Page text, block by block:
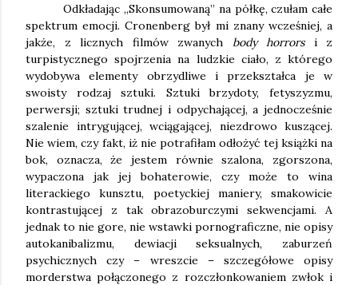
Odkładając „Skonsumowaną” na półkę, czułam całe
spektrum emocji. Cronenberg był mi znany wcześniej, a
jakże, z licznych filmów zwanych body horrors i z
turpistycznego spojrzenia na ludzkie ciało, z którego
wydobywa elementy obrzydliwe i przekształca je w
swoisty rodzaj sztuki. Sztuki brzydoty, fetyszyzmu,
perwersji; sztuki trudnej i odpychającej, a jednocześnie
szalenie intrygującej, wciągającej, niezdrowo kuszącej.
Nie wiem, czy fakt, iż nie potrafiłam odłożyć tej książki na
bok, oznacza, że jestem równie szalona, zgorszona,
wypaczona jak jej bohaterowie, czy może to wina
literackiego kunsztu, poetyckiej maniery, smakowicie
kontrastującej z tak obrazoburczymi sekwencjami. A
jednak to nie gore, nie wstawki pornograficzne, nie opisy
autokanibalizmu, dewiacji seksualnych, zaburzeń
psychicznych czy – wreszcie – szczegółowe opisy
morderstwa połączonego z rozczłonkowaniem zwłok i